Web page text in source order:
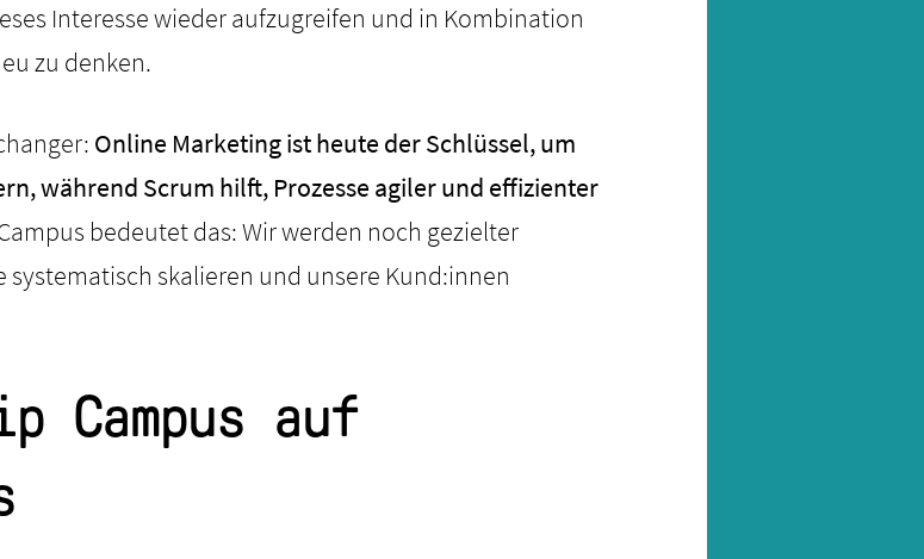
Interesse wieder aufzugreifen und in Kombination
zu denken.
Online Marketing ist heute der Schlüssel, um
während Scrum hilft, Prozesse agiler und effizienter
bedeutet das: Wir werden noch gezielter
skalieren und unsere Kund:innen
Campus auf